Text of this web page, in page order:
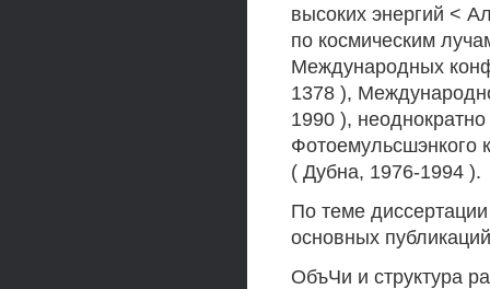
высоких энергий <
по космическим
Международных
1378 ),
1990 ),
Фотоемульсшэнкого
( Дубна, 1976-1994 ).
По теме
основных
ОбъЧи и структура